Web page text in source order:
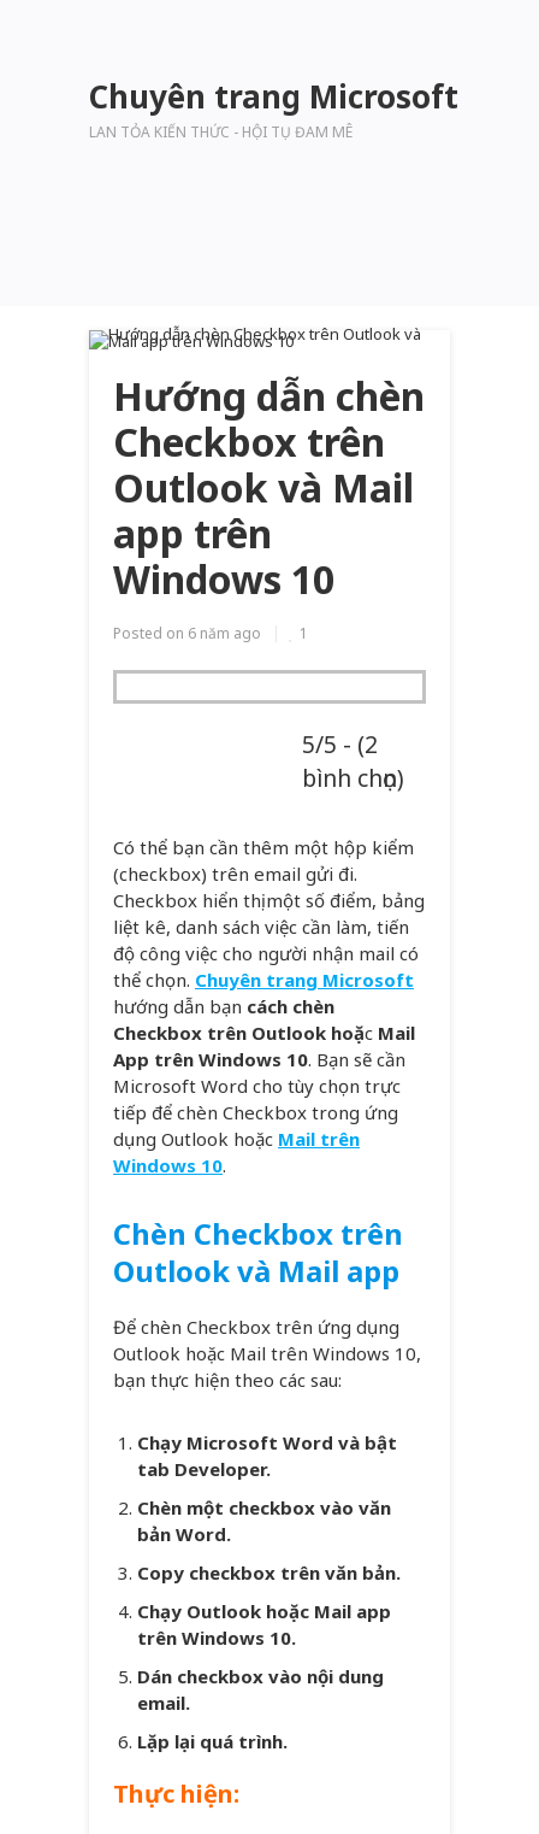
Chuyên trang Microsoft
LAN TỎA KIẾN THỨC - HỘI TỤ ĐAM MÊ
Hướng dẫn chèn
Checkbox trên
Outlook và Mail
app trên
Windows 10
Posted on 6 năm ago 1
5/5 - (2
bình chọn)
Có thể bạn cần thêm một hộp kiểm
(checkbox) trên email gửi đi.
Checkbox hiển thị một số điểm, bảng
liệt kê, danh sách việc cần làm, tiến
độ công việc cho người nhận mail có
thể chọn. Chuyên trang Microsoft
hướng dẫn bạn cách chèn
Checkbox trên Outlook hoặc Mail
App trên Windows 10. Bạn sẽ cần
Microsoft Word cho tùy chọn trực
tiếp để chèn Checkbox trong ứng
dụng Outlook hoặc Mail trên
Windows 10.
Chèn Checkbox trên
Outlook và Mail app
Để chèn Checkbox trên ứng dụng
Outlook hoặc Mail trên Windows 10,
bạn thực hiện theo các sau:
Chạy Microsoft Word và bật
tab Developer.
Chèn một checkbox vào văn
bản Word.
Copy checkbox trên văn bản.
Chạy Outlook hoặc Mail app
trên Windows 10.
Dán checkbox vào nội dung
email.
Lặp lại quá trình.
Thực hiện: